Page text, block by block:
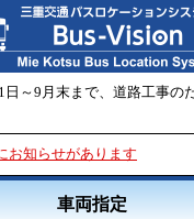
1日～9月末まで、道路工事の
お知らせがあります
車両指定